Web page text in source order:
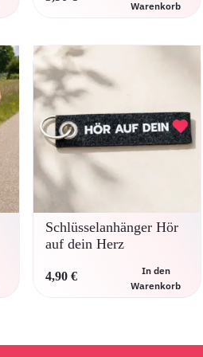
Warenkorb
Schlüsselanhänger Hör
auf dein Herz
4,90 €
In den
Warenkorb